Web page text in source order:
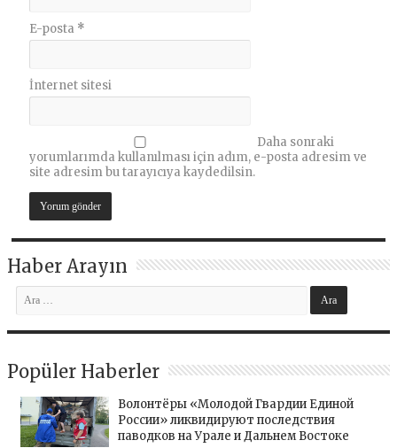
E-posta *
İnternet sitesi
Daha sonraki
yorumlarımda kullanılması için adım, e-posta adresim ve
site adresim bu tarayıcıya kaydedilsin.
Haber Arayın
Popüler Haberler
Волонтёры «Молодой Гвардии Единой
России» ликвидируют последствия
паводков на Урале и Дальнем Востоке